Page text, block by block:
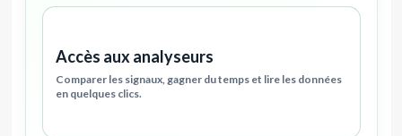
Accès aux analyseurs
Comparer les signaux, gagner du temps et lire les données
en quelques clics.